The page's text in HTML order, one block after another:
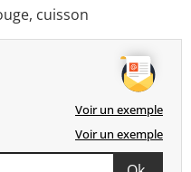
cuisson
Voir un exemple
Voir un exemple